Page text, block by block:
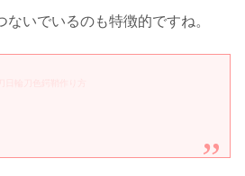
ないでいるのも特徴的ですね。